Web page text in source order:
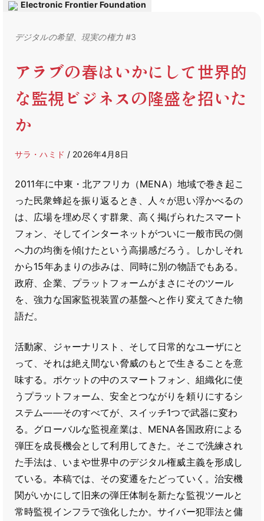
Electronic Frontier Foundation
デジタルの希望、現実の権力 #3
アラブの春はいかにして世界的
な監視ビジネスの隆盛を招いた
か
サラ・ハミド / 2026年4月8日
2011年に中東・北アフリカ（MENA）地域で巻き起こ
った民衆蜂起を振り返るとき、人々が思い浮かべるの
は、広場を埋め尽くす群衆、高く掲げられたスマート
フォン、そしてインターネットがついに一般市民の側
へ力の均衡を傾けたという高揚感だろう。しかしそれ
から15年あまりの歩みは、同時に別の物語でもある。
政府、企業、プラットフォームがまさにそのツール
を、強力な国家監視装置の基盤へと作り変えてきた物
語だ。
活動家、ジャーナリスト、そして日常的なユーザにと
って、それは絶え間ない脅威のもとで生きることを意
味する。ポケットの中のスマートフォン、組織化に使
うプラットフォーム、安全とつながりを頼りにするシ
ステム――そのすべてが、スイッチ1つで武器に変わ
る。グローバルな監視産業は、MENA各国政府による
弾圧を成長機会として利用してきた。そこで洗練され
た手法は、いまや世界中のデジタル権威主義を形成し
ている。本稿では、その変遷をたどっていく。治安機
関がいかにして旧来の弾圧体制を新たな監視ツールと
常時監視インフラで強化したか。サイバー犯罪法と傭